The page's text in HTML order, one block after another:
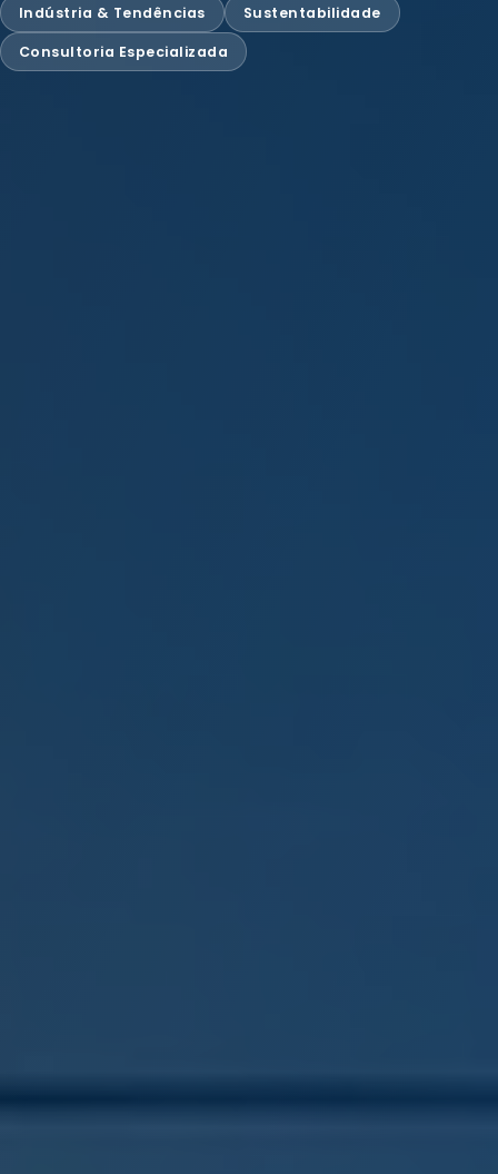
Indústria & Tendências Sustentabilidade
Consultoria Especializada